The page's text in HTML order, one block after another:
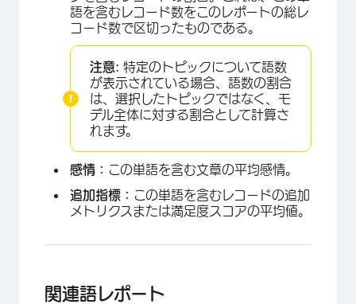
語を含むレコード数をこのレポートの総レ
コード数で区切ったものである。
注意: 特定のトピックについて語数
が表示されている場合、語数の割合
は、選択したトピックではなく、モ
デル全体に対する割合として計算さ
れます。
感情： この単語を含む文章の平均感情。
追加指標： この単語を含むレコードの追加
メトリクスまたは満足度スコアの平均値。
関連語レポート